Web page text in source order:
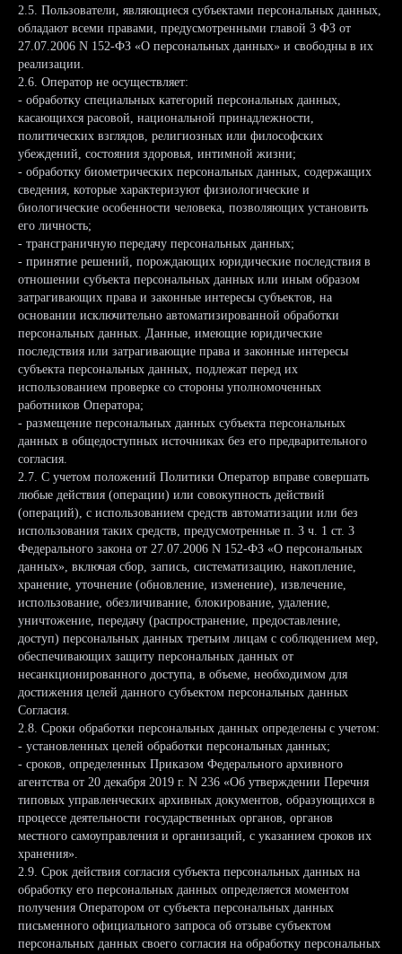
2.5. Пользователи, являющиеся субъектами персональных данных,
обладают всеми правами, предусмотренными главой 3 ФЗ от
27.07.2006 N 152-ФЗ «О персональных данных» и свободны в их
реализации.
2.6. Оператор не осуществляет:
- обработку специальных категорий персональных данных,
касающихся расовой, национальной принадлежности,
политических взглядов, религиозных или философских
убеждений, состояния здоровья, интимной жизни;
- обработку биометрических персональных данных, содержащих
сведения, которые характеризуют физиологические и
биологические особенности человека, позволяющих установить
его личность;
- трансграничную передачу персональных данных;
- принятие решений, порождающих юридические последствия в
отношении субъекта персональных данных или иным образом
затрагивающих права и законные интересы субъектов, на
основании исключительно автоматизированной обработки
персональных данных. Данные, имеющие юридические
последствия или затрагивающие права и законные интересы
субъекта персональных данных, подлежат перед их
использованием проверке со стороны уполномоченных
работников Оператора;
- размещение персональных данных субъекта персональных
данных в общедоступных источниках без его предварительного
согласия.
2.7. С учетом положений Политики Оператор вправе совершать
любые действия (операции) или совокупность действий
(операций), с использованием средств автоматизации или без
использования таких средств, предусмотренные п. 3 ч. 1 ст. 3
Федерального закона от 27.07.2006 N 152-ФЗ «О персональных
данных», включая сбор, запись, систематизацию, накопление,
хранение, уточнение (обновление, изменение), извлечение,
использование, обезличивание, блокирование, удаление,
уничтожение, передачу (распространение, предоставление,
доступ) персональных данных третьим лицам с соблюдением мер,
обеспечивающих защиту персональных данных от
несанкционированного доступа, в объеме, необходимом для
достижения целей данного субъектом персональных данных
Согласия.
2.8. Сроки обработки персональных данных определены с учетом:
- установленных целей обработки персональных данных;
- сроков, определенных Приказом Федерального архивного
агентства от 20 декабря 2019 г. N 236 «Об утверждении Перечня
типовых управленческих архивных документов, образующихся в
процессе деятельности государственных органов, органов
местного самоуправления и организаций, с указанием сроков их
хранения».
2.9. Срок действия согласия субъекта персональных данных на
обработку его персональных данных определяется моментом
получения Оператором от субъекта персональных данных
письменного официального запроса об отзыве субъектом
персональных данных своего согласия на обработку персональных